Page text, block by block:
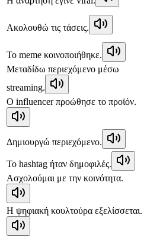
Ακολουθώ τις τάσεις.
Το meme κοινοποιήθηκε.
Μεταδίδω περιεχόμενο μέσω
streaming.
Ο influencer προώθησε το προϊόν.
Δημιουργώ περιεχόμενο.
Το hashtag ήταν δημοφιλές.
Ασχολούμαι με την κοινότητα.
Η ψηφιακή κουλτούρα εξελίσσεται.